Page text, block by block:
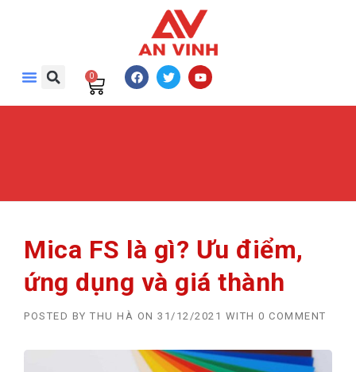
0
Mica FS là gì? Ưu điểm,
ứng dụng và giá thành
POSTED BY THU HÀ ON 31/12/2021 WITH 0 COMMENT